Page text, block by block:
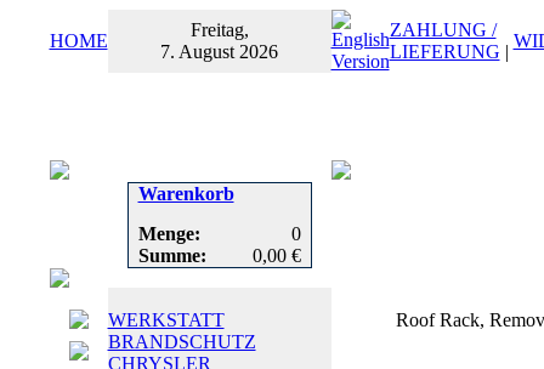
HOME
Freitag,
7. August 2026
ZAHLUNG /
LIEFERUNG |
Warenkorb
Menge:
0
Summe:
0,00 €
WERKSTATT
BRANDSCHUTZ
CHRYSLER
Roof Rack,